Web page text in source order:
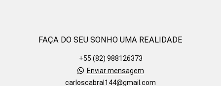
FAÇA DO SEU SONHO UMA REALIDADE
+55 (82) 988126373
Enviar mensagem
carloscabral144@gmail.com